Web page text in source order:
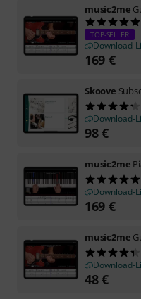
music2me
TOP-SELLER
Download-
169 €
Skoove
Download-
98€
music2me
Download-
169 €
music2me
Download-
48€